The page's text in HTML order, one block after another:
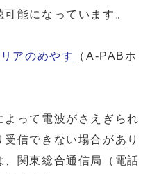
能になっています。
アのめやす
（A-PABホ
って電波がさえぎられ
信できない場合があり
、関東総合通信局（電話